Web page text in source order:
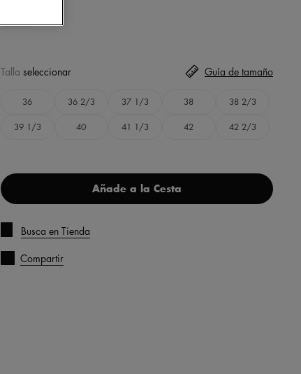
Talla seleccionar
36 36 2/3 37 1/3 38 38 2/3
39 1/3 40 41 1/3 42 42 2/3
Guía de tamaño
Añade a la Cesta
Busca en Tienda
Compartir